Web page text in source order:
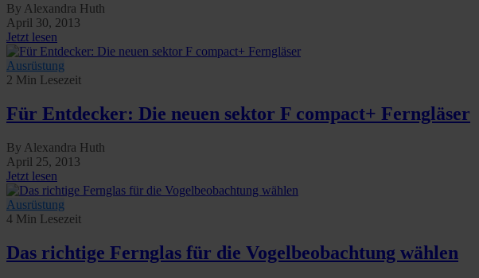
By Alexandra Huth
April 30, 2013
Jetzt lesen
Ausrüstung
2 Min Lesezeit
Für Entdecker: Die neuen sektor F compact+ Ferngläser
By Alexandra Huth
April 25, 2013
Jetzt lesen
Ausrüstung
4 Min Lesezeit
Das richtige Fernglas für die Vogelbeobachtung wählen